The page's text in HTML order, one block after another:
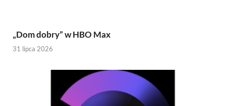
„Dom dobry” w HBO Max
31 lipca 2026